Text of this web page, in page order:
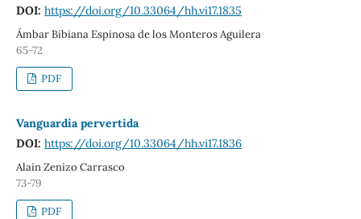
DOI: https://doi.org/10.33064/hh.vi17.1835
Ámbar Bibiana Espinosa de los Monteros Aguilera
65-72
PDF
Vanguardia pervertida
DOI: https://doi.org/10.33064/hh.vi17.1836
Alain Zenizo Carrasco
73-79
PDF